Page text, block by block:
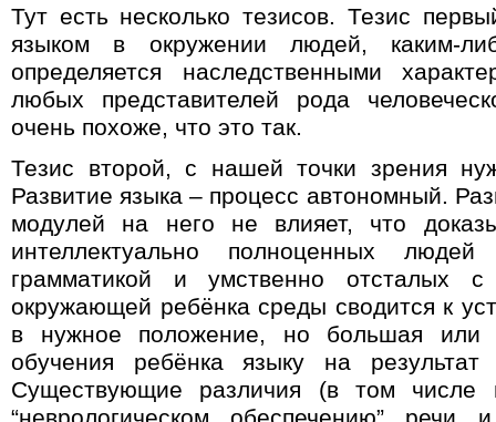
Тут есть несколько тезисов. Тезис
языком в окружении людей, каким-
определяется наследственными
любых представителей рода
очень похоже, что это так.
Тезис второй, с нашей точки зрения
Развитие языка – процесс автономный.
модулей на него не влияет, что
интеллектуально полноценных людей
грамматикой и умственно отсталых
окружающей ребёнка среды сводится к
в нужное положение, но большая или
обучения ребёнка языку на результат
Существующие различия (в том